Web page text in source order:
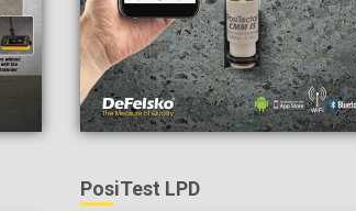
PosiTest LPD